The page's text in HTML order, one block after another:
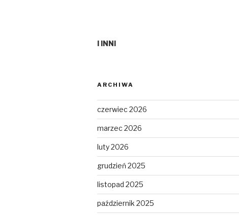
I INNI
ARCHIWA
czerwiec 2026
marzec 2026
luty 2026
grudzień 2025
listopad 2025
październik 2025